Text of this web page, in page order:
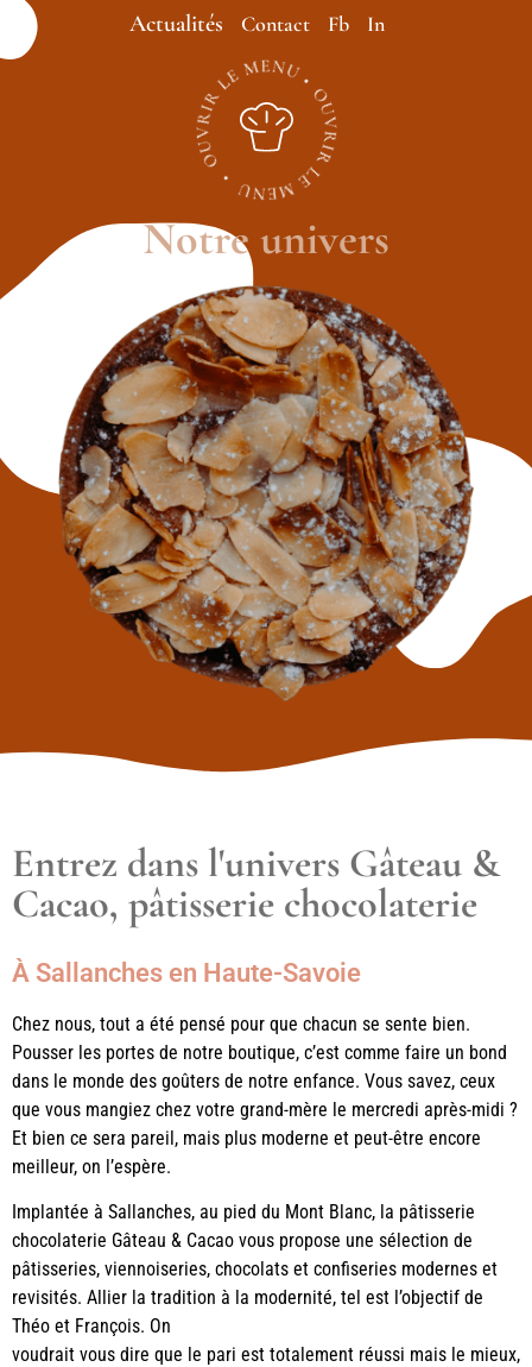
Actualités Contact Fb In
Notre univers
Entrez dans l'univers Gâteau &
Cacao, pâtisserie chocolaterie
À Sallanches en Haute-Savoie
Chez nous, tout a été pensé pour que chacun se sente bien.
Pousser les portes de notre boutique, c’est comme faire un bond
dans le monde des goûters de notre enfance. Vous savez, ceux
que vous mangiez chez votre grand-mère le mercredi après-midi ?
Et bien ce sera pareil, mais plus moderne et peut-être encore
meilleur, on l’espère.
Implantée à Sallanches, au pied du Mont Blanc, la pâtisserie
chocolaterie Gâteau & Cacao vous propose une sélection de
pâtisseries, viennoiseries, chocolats et confiseries modernes et
revisités. Allier la tradition à la modernité, tel est l’objectif de
Théo et François. On
voudrait vous dire que le pari est totalement réussi mais le mieux,